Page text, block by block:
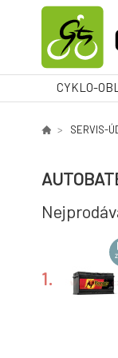
CYKLO-
SERVIS-
1.